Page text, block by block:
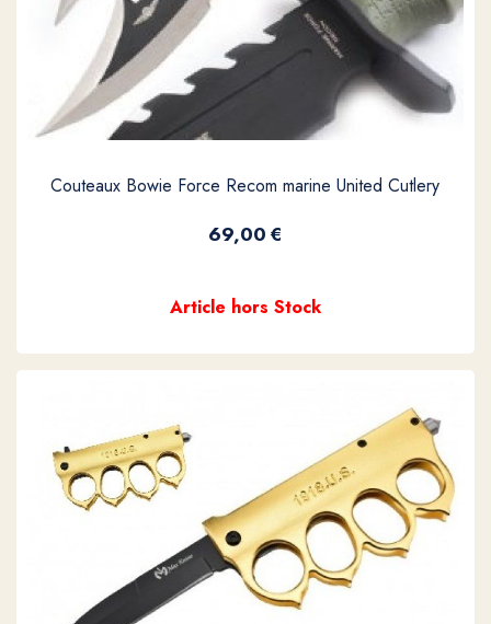
Couteaux Bowie Force Recom marine United Cutlery
69,00€
Article hors Stock